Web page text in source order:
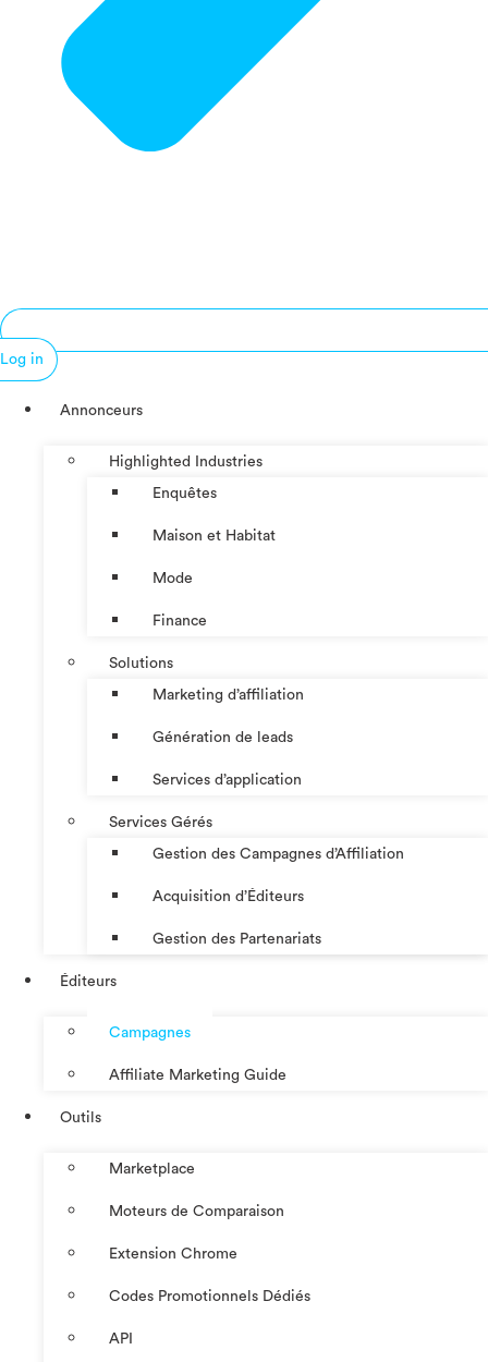
Log in
Annonceurs
Highlighted Industries
Enquêtes
Maison et Habitat
Mode
Finance
Solutions
Marketing d’affiliation
Génération de leads
Services d’application
Services Gérés
Gestion des Campagnes d’Affiliation​
Acquisition d’Éditeurs
Gestion des Partenariats
Éditeurs
Campagnes
Affiliate Marketing Guide
Outils
Marketplace
Moteurs de Comparaison
Extension Chrome
Codes Promotionnels Dédiés
API